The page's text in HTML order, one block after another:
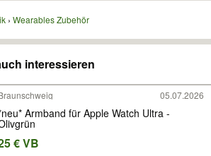
Wearables Zubehör
interessieren
05.07.2026
Armband für Apple Watch Ultra -
€ VB